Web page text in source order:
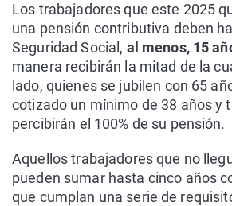
Los trabajadores que este 2025
una pensión contributiva deben
Seguridad Social, al menos, 15
manera recibirán la mitad de la
lado, quienes se jubilen con 65
cotizado un mínimo de 38 años y
percibirán el 100% de su pensión.
Aquellos trabajadores que no
pueden sumar hasta cinco años
que cumplan una serie de